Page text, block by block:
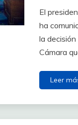
El
ha
la
Cámara
Leer